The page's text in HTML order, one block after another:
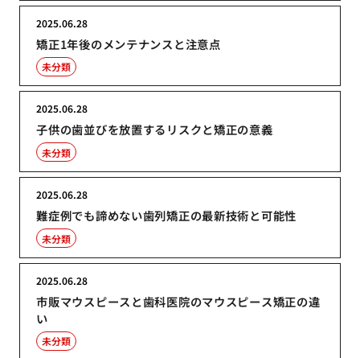
矯正1年後のメンテナンスと注意点
2025.06.28
未分類
子供の歯並びを放置するリスクと矯正の意義
2025.06.28
未分類
難症例でも諦めない歯列矯正の最新技術と可能性
2025.06.28
未分類
市販マウスピースと歯科医院のマウスピース矯正の違
い
2025.06.28
未分類